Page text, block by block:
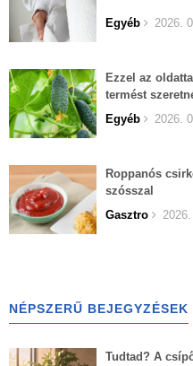
Egyéb 2026.
Ezzel az
termést
Egyéb
2026.
Roppanós
szósszal
Gasztro
NÉPSZERŰ BEJEGYZÉSEK
Tudtad? A